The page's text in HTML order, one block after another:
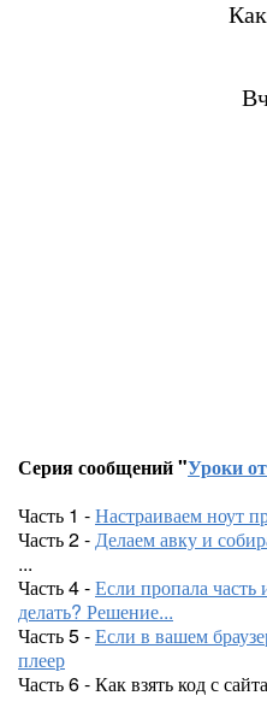
Серия сообщений "Уроки
Часть 1 -Настраиваем ноут
Часть 2 -Делаем авку и
...
Часть 4 -Если пропала
делать? Решение...
Часть 5 -Если в вашем
плеер
Часть 6 - Как взять код с